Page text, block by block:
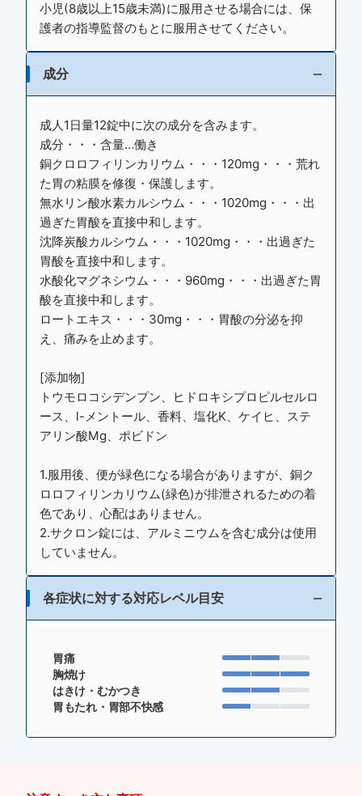
小児(8歳以上15歳未満)に服用させる場合には、保
護者の指導監督のもとに服用させてください。
成分
成人1日量12錠中に次の成分を含みます。
成分・・・含量…働き
銅クロロフィリンカリウム・・・120mg・・・荒れ
た胃の粘膜を修復・保護します。
無水リン酸水素カルシウム・・・1020mg・・・出
過ぎた胃酸を直接中和します。
沈降炭酸カルシウム・・・1020mg・・・出過ぎた
胃酸を直接中和します。
水酸化マグネシウム・・・960mg・・・出過ぎた胃
酸を直接中和します。
ロートエキス・・・30mg・・・胃酸の分泌を抑
え、痛みを止めます。
[添加物]
トウモロコシデンプン、ヒドロキシプロピルセルロ
ース、l-メントール、香料、塩化K、ケイヒ、ステ
アリン酸Mg、ポビドン
1.服用後、便が緑色になる場合がありますが、銅ク
ロロフィリンカリウム(緑色)が排泄されるための着
色であり、心配はありません。
2.サクロン錠には、アルミニウムを含む成分は使用
していません。
各症状に対する対応レベル目安
胃痛
胸焼け
はきけ・むかつき
胃もたれ・胃部不快感